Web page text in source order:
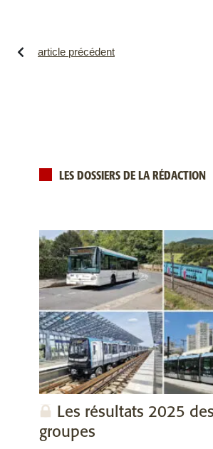
article précédent
LES DOSSIERS DE LA RÉDACTION
Les résultats 2025
groupes